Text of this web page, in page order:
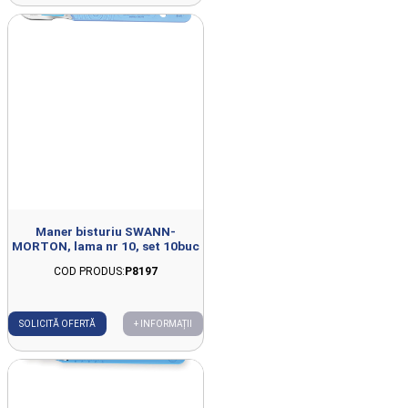
Maner bisturiu SWANN-
MORTON, lama nr 10, set 10buc
COD PRODUS:P8197
SOLICITĂ OFERTĂ + INFORMAȚII